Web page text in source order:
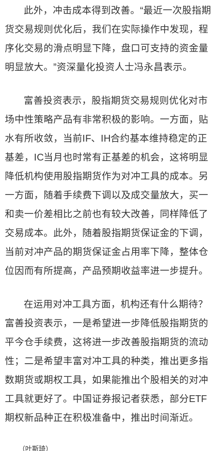
此外，冲击成本得到改善。“最近一次股指期
货交易规则优化后，我们在实际操作中发现，程
序化交易的滑点明显下降，盘口可支持的资金量
明显放大。”资深量化投资人士冯永昌表示。
富善投资表示，股指期货交易规则优化对市
场中性策略产品有非常积极的影响。一方面，贴
水有所收敛，当前IF、IH合约基本维持稳定的正
基差，IC当月也时常有正基差的机会，这将明显
降低机构使用股指期货作为对冲工具的成本。另
一方面，随着手续费下调以及成交量放大，买一
和卖一价差相比之前也有较大改善，同样降低了
交易成本。此外，随着股指期货保证金的下调，
当前对冲产品的期货保证金占用率下降，整体仓
位因而有所提高，产品预期收益率进一步提升。
在运用对冲工具方面，机构还有什么期待？
富善投资表示，一是希望进一步降低股指期货的
平今仓手续费，这将进一步改善股指期货的流动
性；二是希望丰富对冲工具的种类，推出更多指
数期货或期权工具，如果能推出个股相关的对冲
工具就更好了。中国证券报记者获悉，部分ETF
期权新品种正在积极准备中，推出时间渐近。
（叶斯琦）